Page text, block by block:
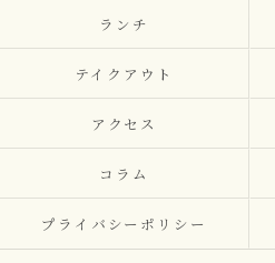
ランチ
テイクアウト
アクセス
コラム
プライバシーポリシー